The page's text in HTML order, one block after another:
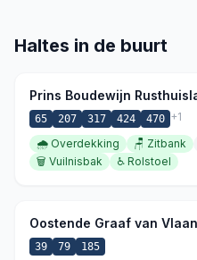
Haltes in de buurt
Prins Boudewijn
65 207 317 424 470 +1
🌧️ Overdekking 🪑 Zitbank
🗑️ Vuilnisbak ♿ Rolstoel
Oostende Graaf van
39 79 185